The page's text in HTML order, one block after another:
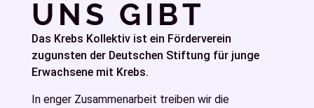
UNS GIBT
Das Krebs Kollektiv ist ein Förderverein
zugunsten der Deutschen Stiftung für junge
Erwachsene mit Krebs.
In enger Zusammenarbeit treiben wir die